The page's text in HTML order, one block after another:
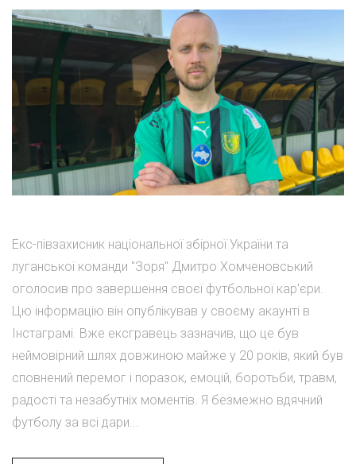
Екс-півзахисник національної збірної України та
луганської команди "Зоря" Дмитро Хомченовський
оголосив про завершення своєї футбольної кар'єри.
Цю інформацію він опублікував у своєму акаунті в
Інстаграмі. Вже ексгравець зазначив, що це був
неймовірний шлях довжиною майже у 20 років, який був
сповнений перемог і поразок, емоцій, боротьби, травм,
радості та незабутніх моментів. Я безмежно вдячний
футболу за всі дари...